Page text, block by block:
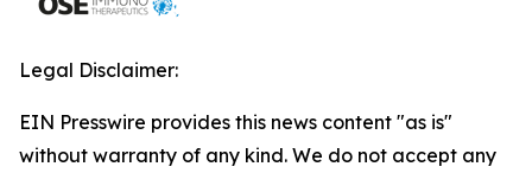
Legal Disclaimer:
EIN Presswire provides this news content "as is"
without warranty of any kind. We do not accept any